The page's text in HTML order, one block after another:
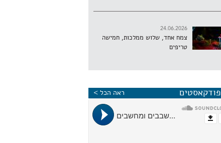
24.06.2026
צמח אחד, שלוש ממלכות, חמישה
טריפים
פודקאסטים ראה הכל >